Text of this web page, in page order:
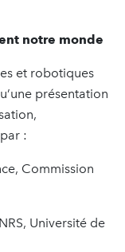
notre monde
et robotiques
présentation
:
Commission
Université de